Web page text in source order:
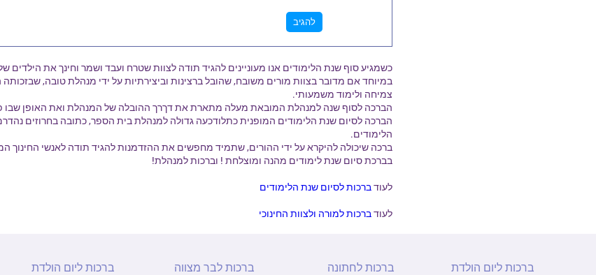
כשמגיע סוף שנת הלימודים אנו מעוניינים להגיד תודה לצוות שטרח ועבד ושמר וחינך את הילדים
במיוחד אם מדובר בצוות מורים משובח, שהובל ברצינות וביצירתיות על ידי מנהלת טובה,
צמיחה ולימוד משמעותי.
הברכה לסוף שנה למנהלת המובאת מעלה מתארת את דךרך ההובלה של המנהלת ואת האופן שבו
הברכה לסיום שנת הלימודים המופנית כתלודכעה גדולה למנהלת בית הספר, כתובה בחרוזים
הלימודים.
ברכה שיכולה להיקרא על ידי ההורים, שתמיד מחפשים את ההזדמנות להגיד תודה לאנשי החינוך
בברכת סיום שנת לימודים מהנה ומוצלחת ! וברכות למנהלת!
לעודברכות לסיום שנת הלימודים
לעודברכות למורה ולצוות החינוכי
ברכות ליום הולדת ברכות לחתונה ברכות לבר מצווה ברכות ליום הולדת